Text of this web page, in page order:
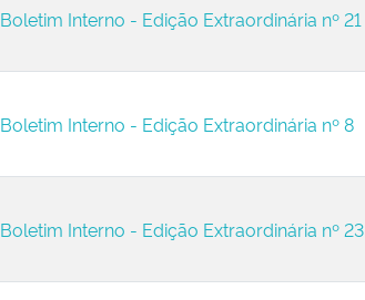
Boletim Interno - Edição Extraordinária nº 21
Boletim Interno - Edição Extraordinária nº 8
Boletim Interno - Edição Extraordinária nº 23